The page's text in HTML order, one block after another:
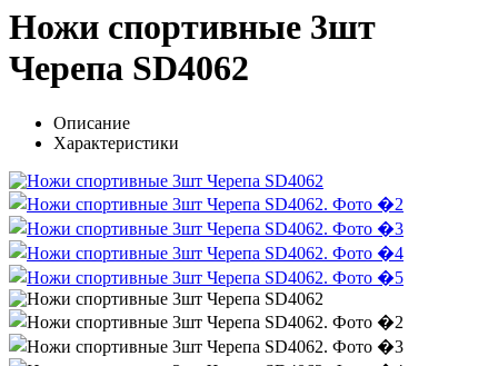
Ножи спортивные 3шт
Черепа SD4062
Описание
Характеристики